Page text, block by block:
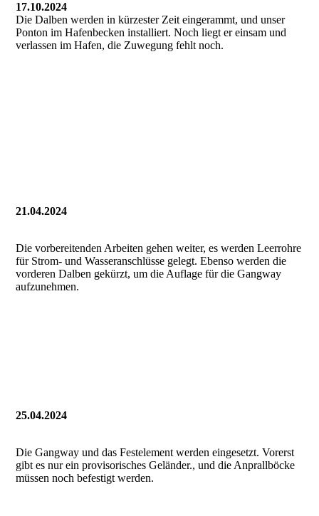
17.10.2024
Die Dalben werden in kürzester Zeit eingerammt, und unser
Ponton im Hafenbecken installiert. Noch liegt er einsam und
verlassen im Hafen, die Zuwegung fehlt noch.
21.04.2024
Die vorbereitenden Arbeiten gehen weiter, es werden Leerrohre
für Strom- und Wasseranschlüsse gelegt. Ebenso werden die
vorderen Dalben gekürzt, um die Auflage für die Gangway
aufzunehmen.
25.04.2024
Die Gangway und das Festelement werden eingesetzt. Vorerst
gibt es nur ein provisorisches Geländer., und die Anprallböcke
müssen noch befestigt werden.